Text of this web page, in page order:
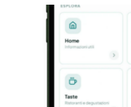
Oggi 07:20